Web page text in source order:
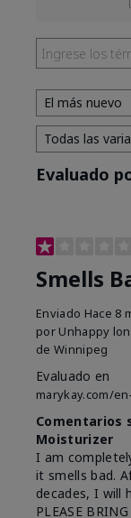
Evaluado
Smells
Enviado Hace 8
por Unhappy
de Winnipeg
Evaluado en
marykay.com/
Comentarios
Moisturizer
I am
it smells bad.
decades, I will
PLEASE